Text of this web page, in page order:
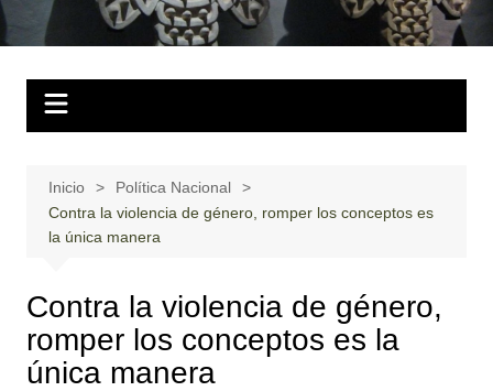
Inicio
Política Nacional
Contra la violencia de género, romper los conceptos es
la única manera
Contra la violencia de género,
romper los conceptos es la
única manera